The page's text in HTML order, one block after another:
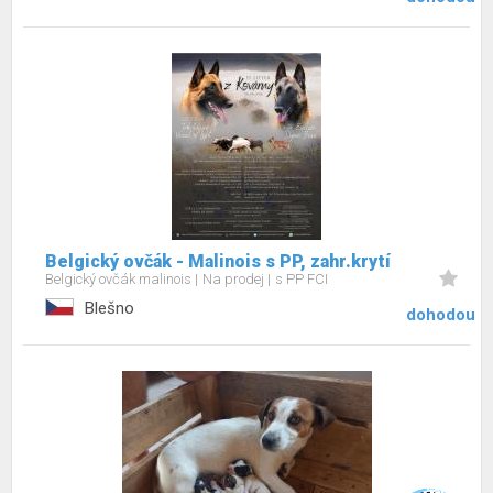
Belgický ovčák - Malinois s PP, zahr.krytí
Belgický ovčák malinois Na prodej s PP FCI
Blešno dohodou